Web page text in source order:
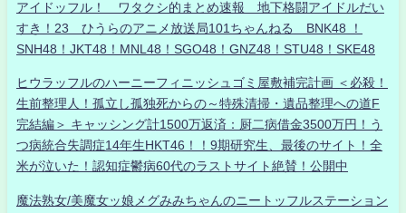
アイドッフル！ ワタクシ的まとめ速報 地下格闘アイドルだい
すき！23 ひうらのアニメ放送局101ちゃんねる BNK48 ！
SNH48！JKT48！MNL48！SGO48！GNZ48！STU48！SKE48
ヒウラッフルのハーニーフィニッシュゴミ屋敷補完計画 ＜必殺！
生前整理人！孤立し孤独死からの～特殊清掃・遺品整理への道F
完結編＞ キャッシング計1500万返済：厨二病借金3500万円！う
つ病統合失調症14年生HKT46！！9期研究生、最後のサイト！全
米が泣いた！認知症鬱病60代のラストサイト絶賛！公開中
魔法熟女/美魔女ッ娘メグみみちゃんのニートッフルステーション